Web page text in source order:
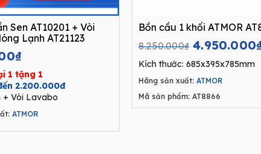
Sen AT10201 + Vòi
Lạnh AT21123
₫
1 tặng 1
2.200.000đ
+ Vòi Lavabo
ATMOR
Bồn cầu 1 khối ATMOR
8.250.000₫ Original
price
was:
8.250.000₫.
4.950.000
Kích thước: 685x395x785mm
Hãng sản xuất: ATMOR
Mã sản phẩm: AT8866